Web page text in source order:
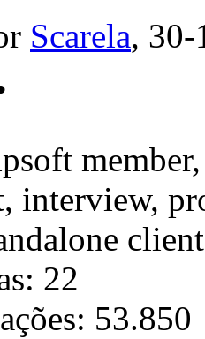
Scarela, 30-
22
53.850